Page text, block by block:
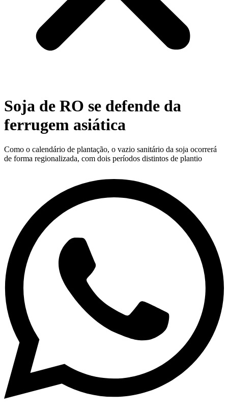
Soja de RO se defende da
ferrugem asiática
Como o calendário de plantação, o vazio sanitário da soja ocorrerá
de forma regionalizada, com dois períodos distintos de plantio